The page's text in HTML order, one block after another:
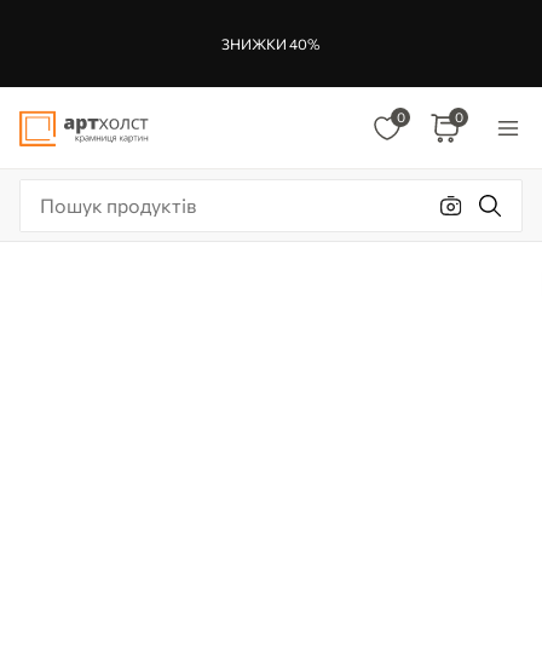
ЗНИЖКИ 40%
0 0